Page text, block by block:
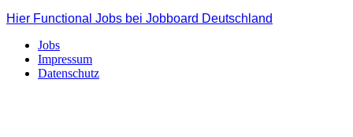
Hier Functional Jobs bei Jobboard Deutschland
Jobs
Impressum
Datenschutz